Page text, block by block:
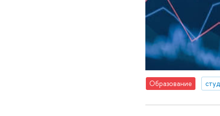
Образование